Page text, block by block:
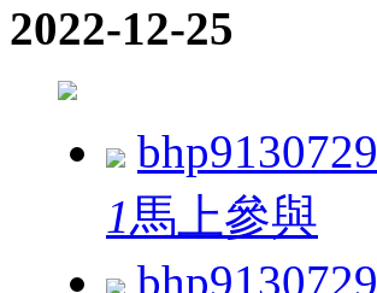
2022-12-25
bhp9130729
1馬上參與
bhp9130729